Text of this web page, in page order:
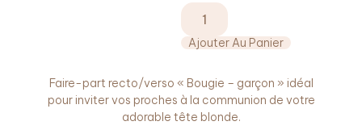
Ajouter Au Panier
Faire-part recto/verso « Bougie – garçon » idéal
pour inviter vos proches à la communion de votre
adorable tête blonde.